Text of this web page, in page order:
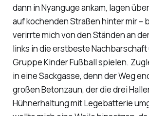
dann in Nyanguge ankam, lagen
auf kochenden Straßen hinter mir –
verirrte mich von den Ständen an
links in die erstbeste Nachbarschaft
Gruppe Kinder Fußball spielen.
in eine Sackgasse, denn der Weg
großen Betonzaun, der die drei
Hühnerhaltung mit Legebatterie